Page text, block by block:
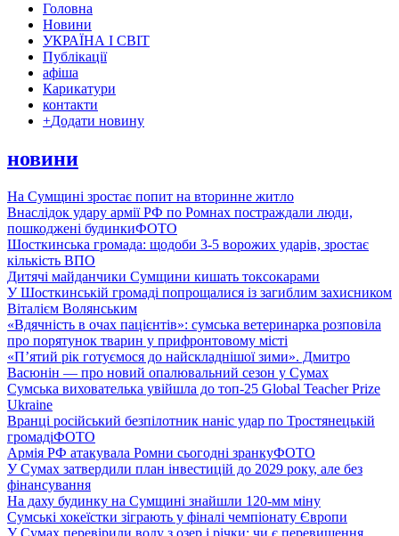
Головна
Новини
УКРАЇНА І СВІТ
Публікації
афіша
Карикатури
контакти
+Додати новину
новини
На Сумщині зростає попит на вторинне житло
Внаслідок удару армії РФ по Ромнах постраждали люди,
пошкоджені будинкиФОТО
Шосткинська громада: щодоби 3-5 ворожих ударів, зростає
кількість ВПО
Дитячі майданчики Сумщини кишать токсокарами
У Шосткинській громаді попрощалися із загиблим захисником
Віталієм Волянським
«Вдячність в очах пацієнтів»: сумська ветеринарка розповіла
про порятунок тварин у прифронтовому місті
«П’ятий рік готуємося до найскладнішої зими». Дмитро
Васюнін — про новий опалювальний сезон у Сумах
Сумська вихователька увійшла до топ-25 Global Teacher Prize
Ukraine
Вранці російський безпілотник наніс удар по Тростянецькій
громадіФОТО
Армія РФ атакувала Ромни сьогодні зранкуФОТО
У Сумах затвердили план інвестицій до 2029 року, але без
фінансування
На даху будинку на Сумщині знайшли 120-мм міну
Сумські хокеїстки зіграють у фіналі чемпіонату Європи
У Сумах перевірили воду з озер і річки: чи є перевищення